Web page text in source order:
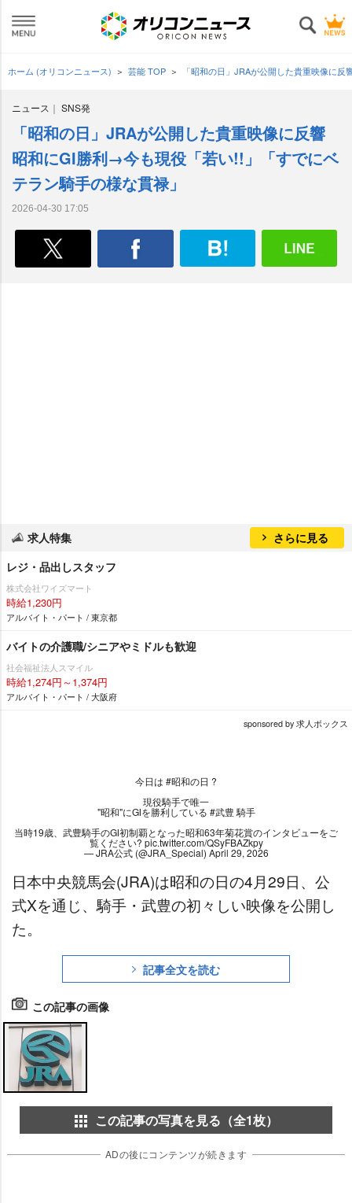
ホーム (オリコンニュース) 芸能 TOP 「昭和の日」JRAが公開した貴重映像に
ニュース SNS発
「昭和の日」JRAが公開した貴重映像に反響
昭和にGI勝利→今も現役「若い!!」「すでにベ
テラン騎手の様な貫禄」
2026-04-30 17:05
求人特集
さらに見る
レジ・品出しスタッフ
株式会社ワイズマート
時給1,230円
アルバイト・パート / 東京都
バイトの介護職/シニアやミドルも歓迎
社会福祉法人スマイル
時給1,274円～1,374円
アルバイト・パート / 大阪府
sponsored by 求人ボックス
今日は #昭和の日 ?
現役騎手で唯一
"昭和"にGⅠを勝利している #武豊 騎手
当時19歳、武豊騎手のGⅠ初制覇となった昭和63年菊花賞のインタビューをご
覧ください?pic.twitter.com/QSyFBAZkpy
— JRA公式 (@JRA_Special) April 29, 2026
日本中央競馬会(JRA)は昭和の日の4月29日、公
式Xを通じ、騎手・武豊の初々しい映像を公開し
た。
記事全文を読む
この記事の画像
この記事の写真を見る（全1枚）
ADの後にコンテンツが続きます